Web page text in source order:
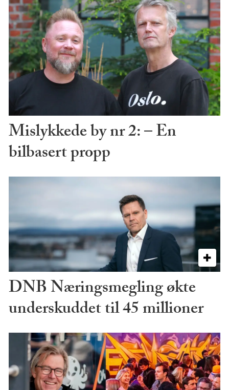
Mislykkede by nr 2: – En
bilbasert propp
DNB Næringsmegling økte
underskuddet til 45 millioner